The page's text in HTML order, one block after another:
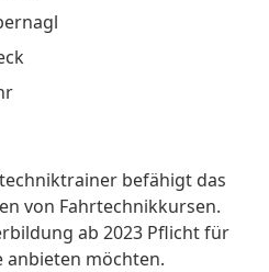
befähigt das
von Fahrtechnikkursen.
ab 2023 Pflicht für
anbieten möchten.